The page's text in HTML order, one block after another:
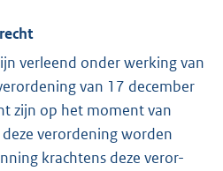
verleend onder werking van
van 17 december
zijn op het moment van
verordening worden
krachtens deze veror-